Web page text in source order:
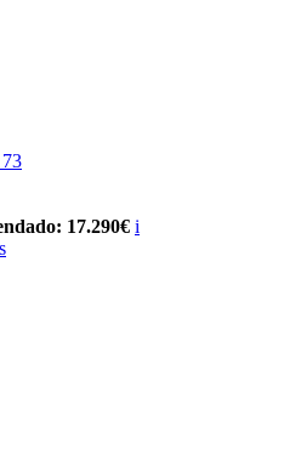
17.290€ i